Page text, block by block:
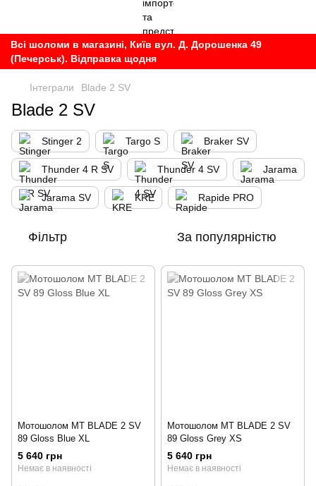
Всі шоломи в магазині, Київ вул. Д. Дорошенка 49
(Печерськ). Відправка щодня
Інтеграли Blade 2 SV
Blade 2 SV
Stinger 2 Targo S Braker SV
Thunder 4 R SV Thunder 4 SV Jarama
Jarama SV KRE Rapide PRO
Фільтр За популярністю
Мотошолом MT BLADE 2 SV
89 Gloss Blue XL
5 640 грн
Немає в наявності
Мотошолом MT BLADE 2 SV
89 Gloss Grey XS
5 640 грн
Немає в наявності